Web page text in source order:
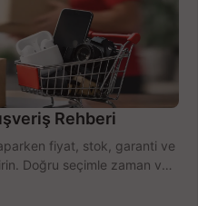
Rehberi
fiyat, stok, garanti ve
Doğru seçimle zaman ve